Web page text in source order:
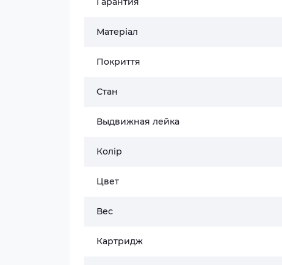
Матеріал
Покриття
Стан
Выдвижная лейка
Колір
Цвет
Вес
Картридж